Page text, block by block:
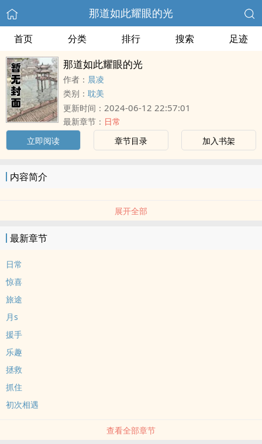
那道如此耀眼的光
首页 分类 排行 搜索 足迹
那道如此耀眼的光
作者： 晨凌
类别： 耽美
更新时间： 2024-06-12 22:57:01
最新章节： 日常
立即阅读
章节目录 加入书架
内容简介
展开全部
最新章节
日常
惊喜
旅途
月s
援手
乐趣
拯救
抓住
初次相遇
查看全部章节